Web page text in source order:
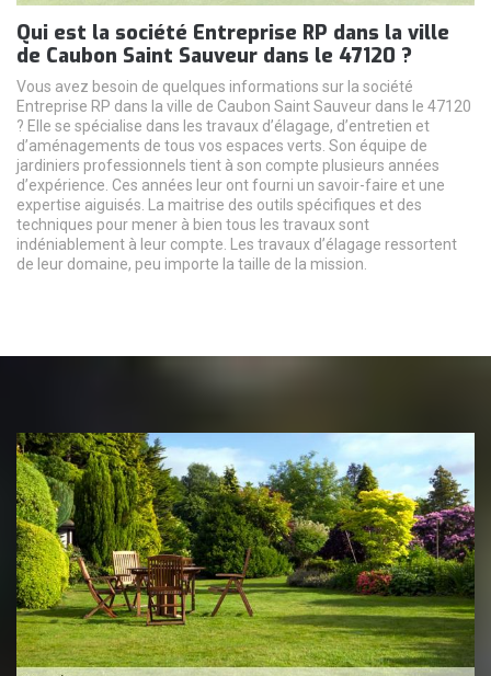
Qui est la société Entreprise RP dans la ville
de Caubon Saint Sauveur dans le 47120 ?
Vous avez besoin de quelques informations sur la société
Entreprise RP dans la ville de Caubon Saint Sauveur dans le 47120
? Elle se spécialise dans les travaux d’élagage, d’entretien et
d’aménagements de tous vos espaces verts. Son équipe de
jardiniers professionnels tient à son compte plusieurs années
d’expérience. Ces années leur ont fourni un savoir-faire et une
expertise aiguisés. La maitrise des outils spécifiques et des
techniques pour mener à bien tous les travaux sont
indéniablement à leur compte. Les travaux d’élagage ressortent
de leur domaine, peu importe la taille de la mission.